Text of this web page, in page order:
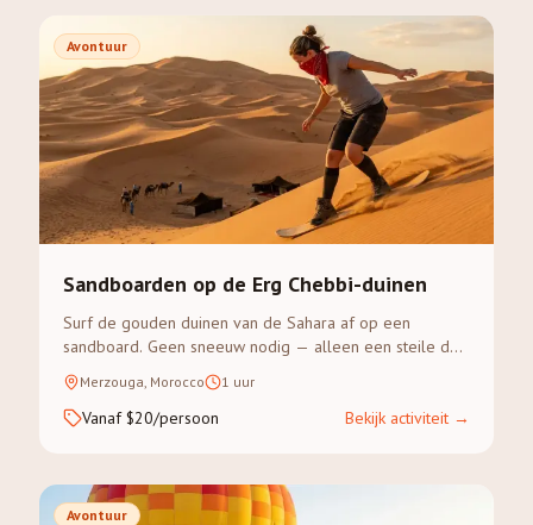
Avontuur
Sandboarden op de Erg Chebbi-duinen
Surf de gouden duinen van de Sahara af op een
sandboard. Geen sneeuw nodig — alleen een steile duin
en avontuurlust.
Merzouga, Morocco 1 uur
Vanaf $20/persoon Bekijk activiteit →
Avontuur